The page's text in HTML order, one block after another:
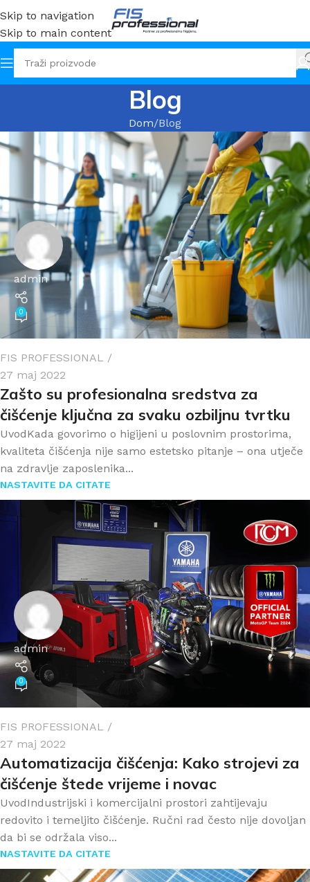
Skip to navigation
Skip to main content
Blog
Dom Blog
admin
0
FIS PROFESSIONAL
27 maj 2022
Zašto su profesionalna sredstva za
čišćenje ključna za svaku ozbiljnu tvrtku
UvodKada govorimo o higijeni u poslovnim prostorima,
kvaliteta čišćenja nije samo estetsko pitanje – ona utječe
na zdravlje zaposlenika...
NASTAVITE DA CITATE
admin
0
FIS PROFESSIONAL
27 maj 2022
Automatizacija čišćenja: Kako strojevi za
čišćenje štede vrijeme i novac
UvodIndustrijski i komercijalni prostori zahtijevaju
redovito i temeljito čišćenje. Ručni rad često nije dovoljan
da bi se održala viso...
NASTAVITE DA CITATE